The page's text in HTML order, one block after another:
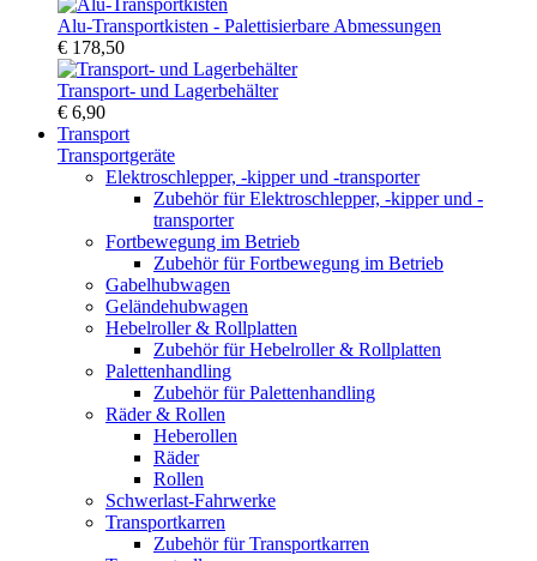
Alu-Transportkisten - Palettisierbare Abmessungen
€ 178,50
Transport- und Lagerbehälter
€ 6,90
Transport
Transportgeräte
Elektroschlepper, -kipper und -transporter
Zubehör für Elektroschlepper, -kipper und -
transporter
Fortbewegung im Betrieb
Zubehör für Fortbewegung im Betrieb
Gabelhubwagen
Geländehubwagen
Hebelroller & Rollplatten
Zubehör für Hebelroller & Rollplatten
Palettenhandling
Zubehör für Palettenhandling
Räder & Rollen
Heberollen
Räder
Rollen
Schwerlast-Fahrwerke
Transportkarren
Zubehör für Transportkarren